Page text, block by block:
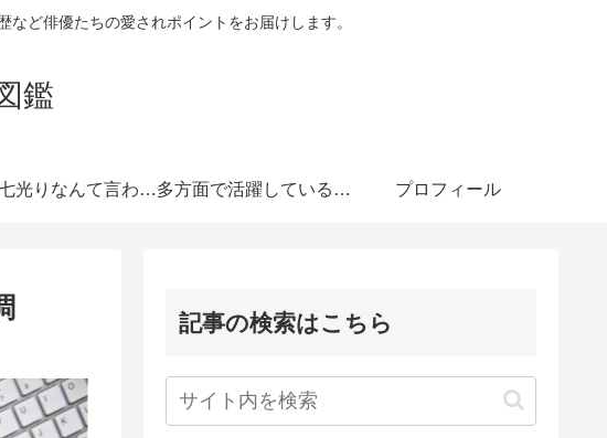
ど俳優たちの愛されポイントをお届けします。
鑑
光りなんて言わせ多方面で活躍している意
優
プロフィール
記事の検索はこちら